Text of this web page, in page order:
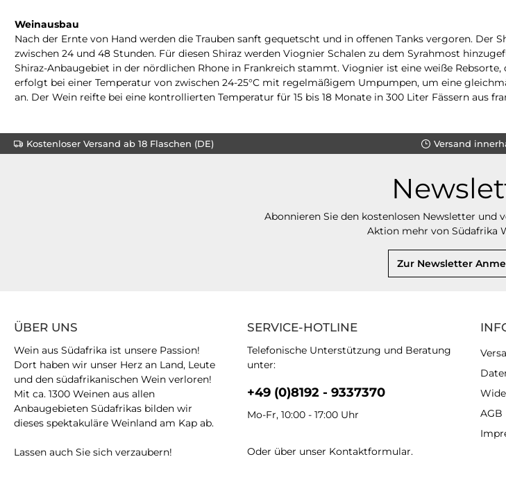
Weinausbau
Nach der Ernte von Hand werden die Trauben sanft gequetscht und in offenen Tanks vergoren.
zwischen 24 und 48 Stunden. Für diesen Shiraz werden Viognier Schalen zu dem Syrahmost
Shiraz-Anbaugebiet in der nördlichen Rhone in Frankreich stammt. Viognier ist eine weiße
erfolgt bei einer Temperatur von zwischen 24-25°C mit regelmäßigem Umpumpen, um eine
an. Der Wein reifte bei eine kontrollierten Temperatur für 15 bis 18 Monate in 300 Liter Fässern aus
Kostenloser Versand ab 18 Flaschen (DE) Versand
Abonnieren Sie den kostenlosen Newsletter und
Aktion mehr von Südafrika
Zur Newsletter
SERVICE-HOTLINE
Telefonische Unterstützung und Beratung
unter:
+49 (0)8192 - 9337370
Mo-Fr, 10:00 - 17:00 Uhr
Oder über unser Kontaktformular.
ÜBER UNS
Wein aus Südafrika ist unsere Passion!
Dort haben wir unser Herz an Land, Leute
und den südafrikanischen Wein verloren!
Mit ca. 1300 Weinen aus allen
Anbaugebieten Südafrikas bilden wir
dieses spektakuläre Weinland am Kap ab.
Lassen auch Sie sich verzaubern!
AGB